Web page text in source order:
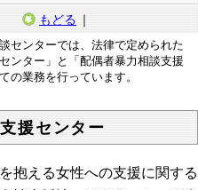
もどる ｜
センターでは、法律で定められた
ンター」と「配偶者暴力相談支援
の業務を行っています。
援センター
抱える女性への支援に関する